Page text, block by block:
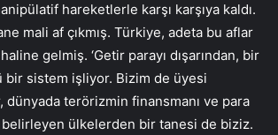
hareketlerle karşı karşıya kaldı.
mali af çıkmış. Türkiye, adeta bu aflar
gelmiş. ‘Getir parayı dışarından, bir
bir sistem işliyor. Bizim de üyesi
terörizmin finansmanı ve para
ülkelerden bir tanesi de biziz.